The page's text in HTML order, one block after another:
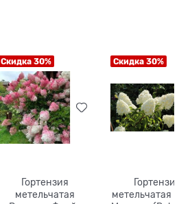
Скидка 30%
Гортензия
метельчатая
Скидка 30%
метельчатая